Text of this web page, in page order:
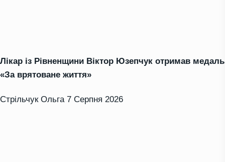
Лікар із Рівненщини Віктор Юзепчук отримав медаль
«За врятоване життя»
Стрільчук Ольга 7 Серпня 2026